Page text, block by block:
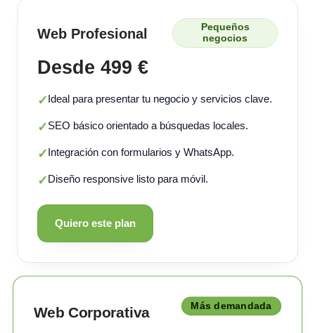
Web Profesional
Pequeños
negocios
Desde 499 €
✓Ideal para presentar tu negocio y servicios clave.
✓SEO básico orientado a búsquedas locales.
✓Integración con formularios y WhatsApp.
✓Diseño responsive listo para móvil.
Quiero este plan
Web Corporativa Más demandada